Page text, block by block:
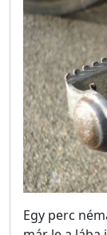
Egy perc